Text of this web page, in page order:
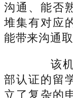
沟通、能否
堆集有对应
能带来沟通
该机
部认证的留
立了复杂的